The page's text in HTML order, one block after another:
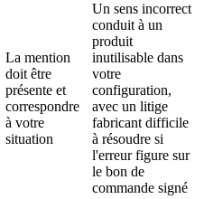
La mention
doit être
présente et
correspondre
à votre
situation
Un sens incorrect
conduit à un
produit
inutilisable dans
votre
configuration,
avec un litige
fabricant difficile
à résoudre si
l'erreur figure sur
le bon de
commande signé